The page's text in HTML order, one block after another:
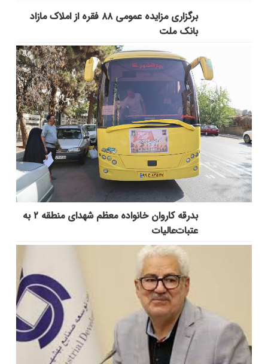
برگزاری مزایده عمومی ۸۸ فقره از املاک مازاد
بانک ملت
بدرقه کاروان خانواده معظم شهدای منطقه ۲ به
عتبات‌عالیات